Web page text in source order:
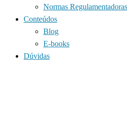
Normas
Conteúdos
Blog
E-books
Dúvidas